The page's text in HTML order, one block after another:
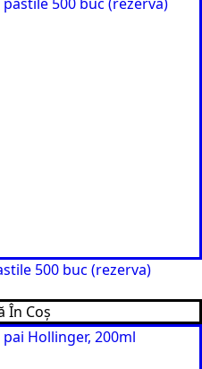
500 buc (rezerva)
În Coș